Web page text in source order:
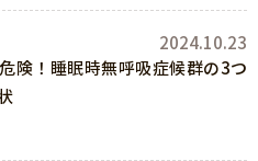
2024.10.23
険！睡眠時無呼吸症候群の3つ